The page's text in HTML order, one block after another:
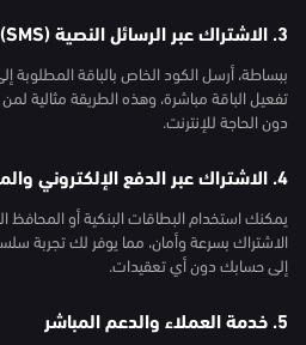
3. الاشتراك عبر الرسائل النصية (SMS)
ببساطة، أرسل الكود الخاص بالباقة
تفعيل الباقة مباشرة، وهذه الطريقة مثالية
دون الحاجة للإنترنت.
4. الاشتراك عبر الدفع الإلكتروني والمحافظ الرقمية
الاشتراك بسرعة وأمان، مما يوفر لك تجربة
إلى حسابك دون أي تعقيدات.
5. خدمة العملاء والدعم المباشر